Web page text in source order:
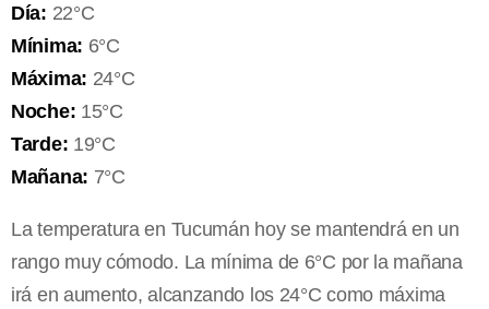
Día: 22°C
Mínima: 6°C
Máxima: 24°C
Noche: 15°C
Tarde: 19°C
Mañana: 7°C
La temperatura en Tucumán hoy se mantendrá en un
rango muy cómodo. La mínima de 6°C por la mañana
irá en aumento, alcanzando los 24°C como máxima